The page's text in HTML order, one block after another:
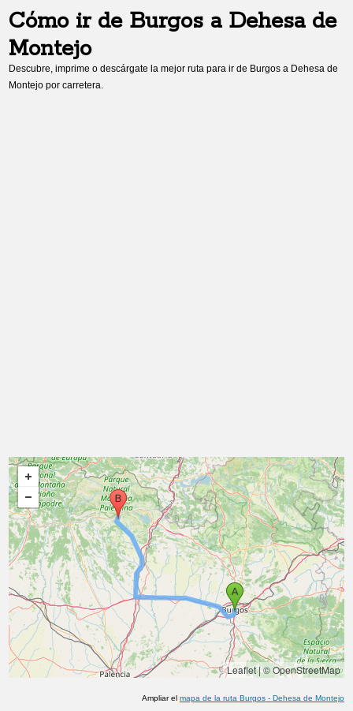
Cómo ir de Burgos a Dehesa de
Montejo
Descubre, imprime o descárgate la mejor ruta para ir de Burgos a Dehesa de
Montejo por carretera.
Leaflet|© OpenStreetMap
Ampliar el mapa de la ruta Burgos- Dehesa de Montejo